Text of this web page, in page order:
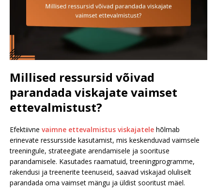
Millised ressursid võivad
parandada viskajate vaimset
ettevalmistust?
Efektiivne vaimne ettevalmistus viskajatele hõlmab
erinevate ressursside kasutamist, mis keskenduvad vaimsele
treeningule, strateegiate arendamisele ja soorituse
parandamisele. Kasutades raamatuid, treeningprogramme,
rakendusi ja treenerite teenuseid, saavad viskajad oluliselt
parandada oma vaimset mängu ja üldist sooritust mäel.